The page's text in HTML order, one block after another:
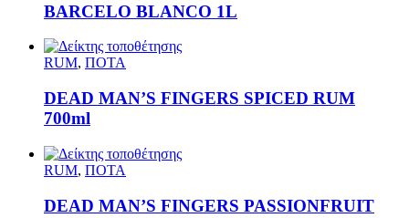
BARCELO BLANCO 1L
RUM, ΠΟΤΑ
DEAD MAN’S FINGERS SPICED RUM
700ml
RUM, ΠΟΤΑ
DEAD MAN’S FINGERS PASSIONFRUIT